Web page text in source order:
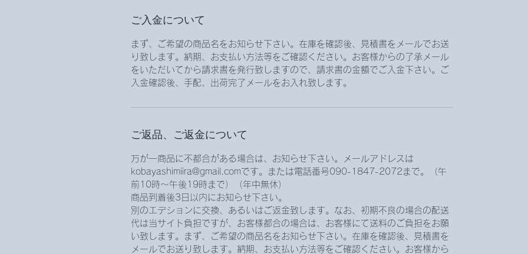
ご入金について
まず、ご希望の商品名をお知らせ下さい。在庫を確認後、見積書をメールでお送
り致します。納期、お支払い方法等をご確認ください。お客様からの了承メール
をいただいてから請求書を発行致しますので、請求書の金額でご入金下さい。ご
入金確認後、手配、出荷完了メールをお入れ致します。
ご返品、ご返金について
万が一商品に不都合がある場合は、お知らせ下さい。メールアドレスは
kobayashimiira@gmail.comです。または電話番号090-1847-2072まで。（午
前10時〜午後19時まで）（年中無休）
商品到着後3日以内にお知らせ下さい。
別のエデションに交換、あるいはご返金致します。なお、初期不良の場合の配送
代は当サイト負担ですが、お客様都合の場合は、お客様にて送料のご負担をお願
い致します。まず、ご希望の商品名をお知らせ下さい。在庫を確認後、見積書を
メールでお送り致します。納期、お支払い方法等をご確認ください。お客様から